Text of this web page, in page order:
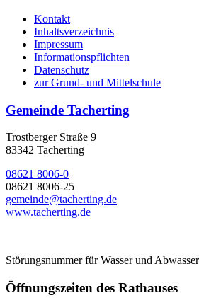
Kontakt
Inhaltsverzeichnis
Impressum
Informationspflichten
Datenschutz
zur Grund- und Mittelschule
Gemeinde Tacherting
Trostberger Straße 9
83342 Tacherting
08621 8006-0
08621 8006-25
gemeinde@tacherting.de
www.tacherting.de
Störungsnummer für Wasser und
Öffnungszeiten des Rathauses